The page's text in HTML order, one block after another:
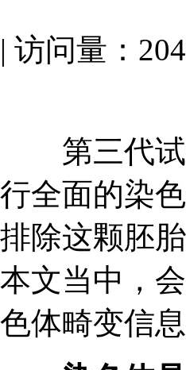
| 访问量：
第三代试
行全面的染
排除这颗胚
本文当中，
色体畸变信息